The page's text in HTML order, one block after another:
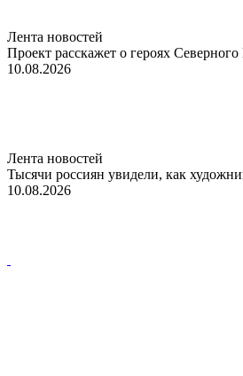
Лента новостей
Проект расскажет о героях Северного
10.08.2026
Лента новостей
Тысячи россиян увидели, как
10.08.2026